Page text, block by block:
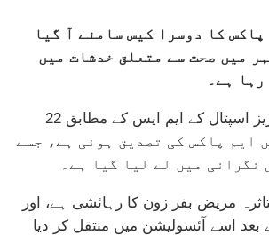
کا دوسرا کیس سامنے آ گیا
میں صحت سے متعلق خدشات میں
ہے۔
سندھ انفیکشن ڈیزیز اسپتال کے ایم ایس کے مطابق 22
ایم پاکس کی تصدیق ہوئی ہے، جسے
نگرانی میں لے لیا گیا ہے۔
مریض بفر زون کا رہائشی ہے، اور
بعد اسے آئسولیشن میں منتقل کر دیا